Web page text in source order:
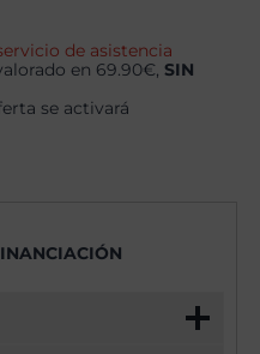
de asistencia
valorado en 69.90€,SIN
se activará